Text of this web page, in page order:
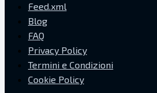
Feed.xml
Blog
FAQ
Privacy Policy
Termini e Condizioni
Cookie Policy